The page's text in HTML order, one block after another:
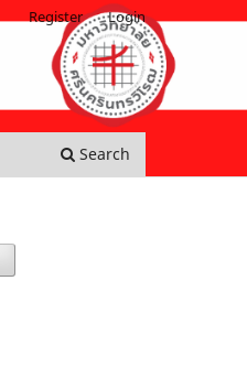
Search
Register Login